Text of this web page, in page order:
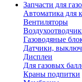
Запчасти для
Автоматика для
Вентиляторы
Газоводяные
Датчики,
Дисплеи
Для газовых
Краны подпитки